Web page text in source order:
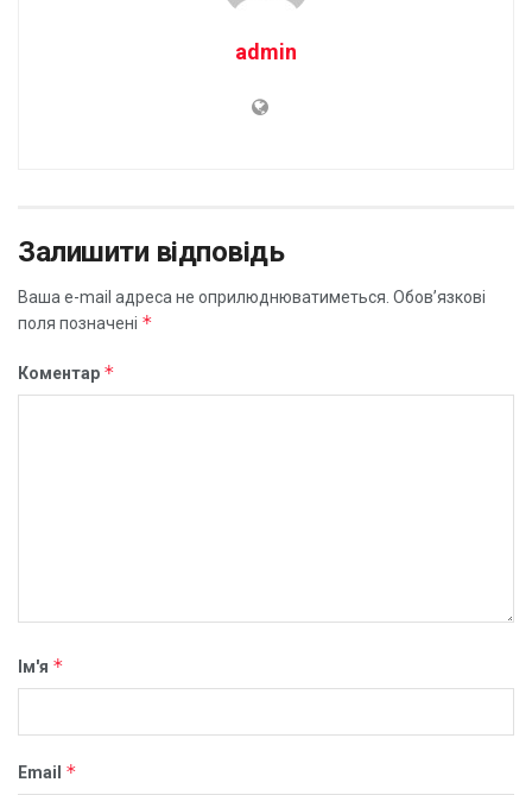
admin
Залишити відповідь
Ваша e-mail адреса не оприлюднюватиметься. Обов’язкові
поля позначені *
Коментар *
Ім'я *
Email *